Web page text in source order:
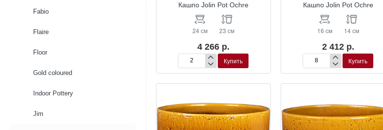
Fabio
Flaire
Floor
Gold coloured
Indoor Pottery
Jim
Кашпо Jolin Pot Ochre
24 см 23 см
4 266 р.
Кашпо
Jolin
Pot
Купить
Кашпо Jolin Pot Ochre
16 см 14 см
2 412 р.
Кашпо
Jolin
Pot
Купить